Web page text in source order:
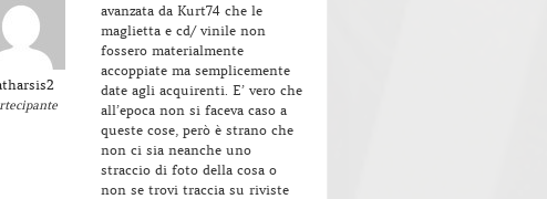
avanzata da Kurt74 che le
maglietta e cd/ vinile non
fossero materialmente
accoppiate ma semplicemente
date agli acquirenti. E’ vero che
all’epoca non si faceva caso a
queste cose, però è strano che
non ci sia neanche uno
straccio di foto della cosa o
non se trovi traccia su riviste